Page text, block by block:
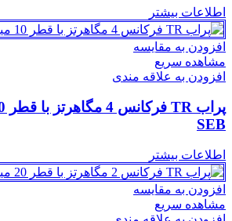
اطلاعات بیشتر
افزودن به مقایسه
مشاهده سریع
افزودن به علاقه مندی
SEB
اطلاعات بیشتر
افزودن به مقایسه
مشاهده سریع